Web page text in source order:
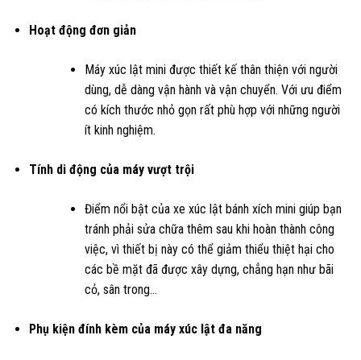
Hoạt động đơn giản
Máy xúc lật mini được thiết kế thân thiện với người
dùng, dễ dàng vận hành và vận chuyển. Với ưu điểm
có kích thước nhỏ gọn rất phù hợp với những người
ít kinh nghiệm.
Tính di động của máy vượt trội
Điểm nổi bật của xe xúc lật bánh xích mini giúp bạn
tránh phải sửa chữa thêm sau khi hoàn thành công
việc, vì thiết bị này có thể giảm thiểu thiệt hại cho
các bề mặt đã được xây dựng, chẳng hạn như bãi
cỏ, sân trong…
Phụ kiện đính kèm của máy xúc lật đa năng